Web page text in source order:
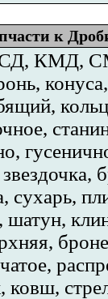
к
КМД,
сухарь,
шатун,
ковш,